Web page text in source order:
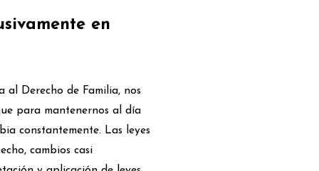
en
Derecho de Familia, nos
para mantenernos al día
constantemente. Las leyes
cambios casi